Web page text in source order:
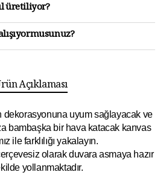
üretiliyor?
Açıklaması
dekorasyonuna uyum sağlayacak ve
bambaşka bir hava katacak kanvas
ile farklılığı yakalayın.
olarak duvara asmaya hazır
yollanmaktadır.